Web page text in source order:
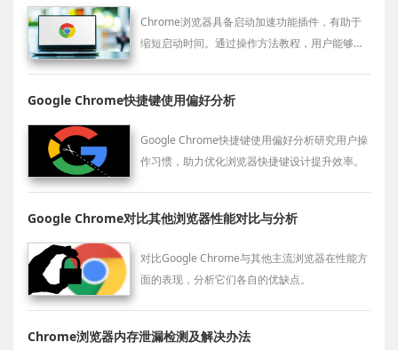
Chrome浏览器具备启动加速功能插件，有助于
缩短启动时间。通过操作方法教程，用户能够掌
Google Chrome快捷键使用偏好分析
Google Chrome快捷键使用偏好分析研究用户操
作习惯，助力优化浏览器快捷键设计提升效率。
Google Chrome对比其他浏览器性能对比与分析
对比Google Chrome与其他主流浏览器在性能方
面的表现，分析它们各自的优缺点。
Chrome浏览器内存泄漏检测及解决办法